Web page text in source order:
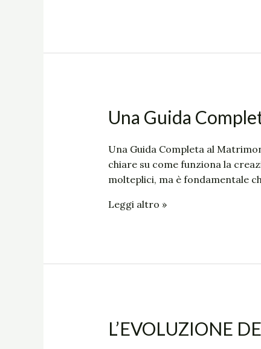
Una Guida
Una Guida Completa al
chiare su come funziona la
molteplici, ma è fondamentale
Una
Guida
Dall’Inizio
alla
Leggi altro »
L’EVOLUZIONE
L’EVOLUZIONE
DEL